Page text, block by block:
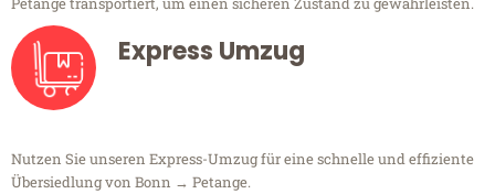
Express Umzug
Nutzen Sie unseren Express-Umzug für eine schnelle und effiziente
Übersiedlung von Bonn → Petange.